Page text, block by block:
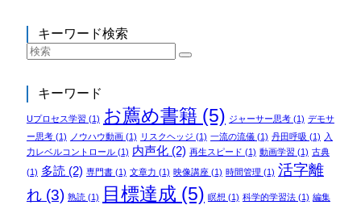
キーワード検索
キーワード
Uプロセス学習 (1) お薦め書籍 (5) ジャーサー思考(1) デモサ
ー思考(1) ノウハウ動画(1) リスクヘッジ (1) 一流の流儀(1) 丹田呼吸 (1) 入
力レベルコントロール(1) 内声化(2) 再生スピード (1) 動画学習 (1) 古典
(1) 多読 (2) 専門書(1) 文章力 (1) 映像講座(1) 時間管理 (1) 活字離
れ(3) 熟読(1) 目標達成 (5) 瞑想 (1) 科学的学習法(1) 編集